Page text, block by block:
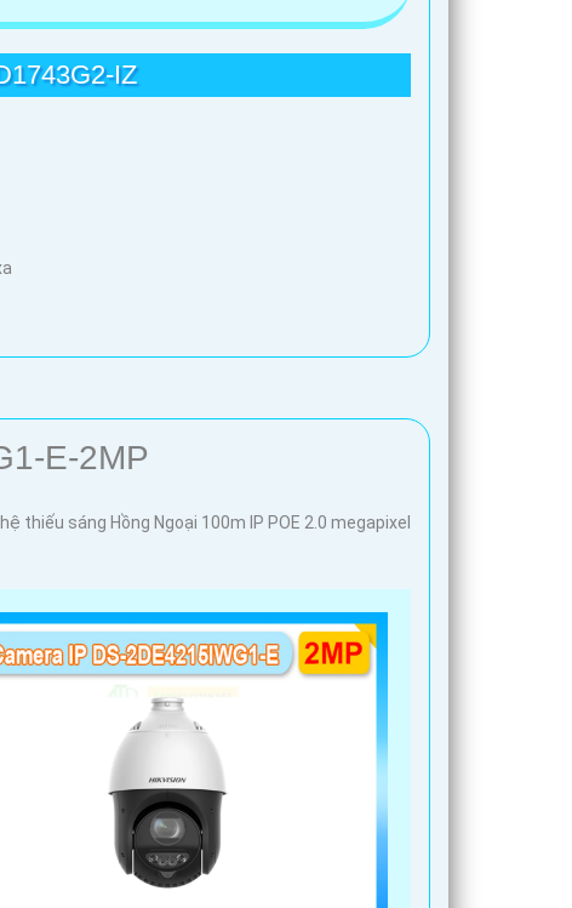
IZ
E-2MP
thiếu sáng Hồng Ngoại 100m IP POE 2.0 megapixel